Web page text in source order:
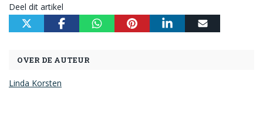
Deel dit artikel
OVER DE AUTEUR
Linda Korsten